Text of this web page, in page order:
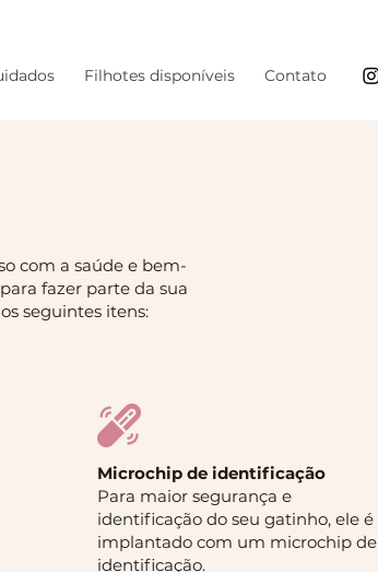
Filhotes disponíveis Contato
com a saúde e bem-
fazer parte da sua
seguintes itens:
Microchip de identificação
Para maior segurança e
identificação do seu gatinho, ele é
implantado com um microchip de
identificação.